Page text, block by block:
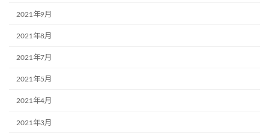
2021年9月
2021年8月
2021年7月
2021年5月
2021年4月
2021年3月